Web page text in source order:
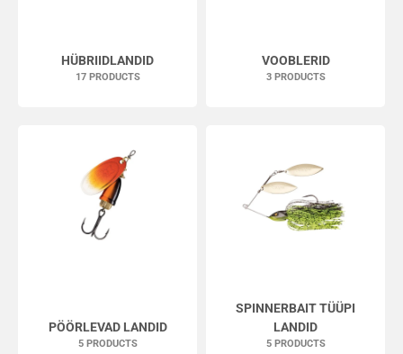
HÜBRIIDLANDID
17 PRODUCTS
VOOBLERID
3 PRODUCTS
PÖÖRLEVAD LANDID
5 PRODUCTS
SPINNERBAIT TÜÜPI
LANDID
5 PRODUCTS